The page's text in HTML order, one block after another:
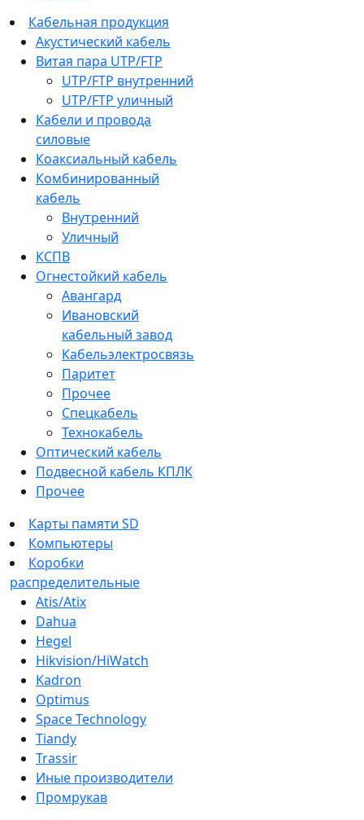
Кабельная продукция
Акустический кабель
Витая пара UTP/FTP
UTP/FTP внутренний
UTP/FTP уличный
Кабели и провода
силовые
Коаксиальный кабель
Комбинированный
кабель
Внутренний
Уличный
КСПВ
Огнестойкий кабель
Авангард
Ивановский
кабельный завод
Кабельэлектросвязь
Паритет
Прочее
Спецкабель
Технокабель
Оптический кабель
Подвесной кабель КПЛК
Прочее
Карты памяти SD
Компьютеры
Коробки
распределительные
Atis/Atix
Dahua
Hegel
Hikvision/HiWatch
Kadron
Optimus
Space Technology
Tiandy
Trassir
Иные производители
Промрукав